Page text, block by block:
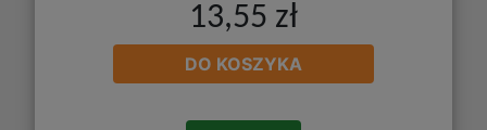
13,55 zł
DO KOSZYKA